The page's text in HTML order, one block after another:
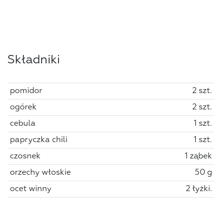
Składniki
pomidor 2 szt.
ogórek 2 szt.
cebula 1 szt.
papryczka chili 1 szt.
czosnek 1 ząbek
orzechy włoskie 50 g
ocet winny 2 łyżki.